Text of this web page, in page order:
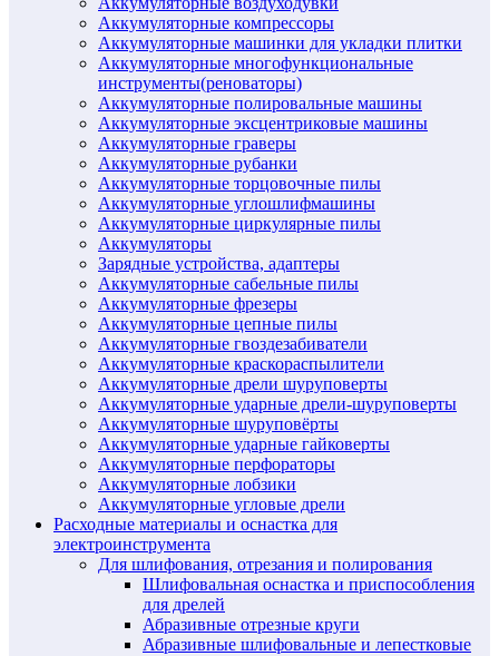
Аккумуляторные компрессоры
Аккумуляторные машинки для укладки плитки
Аккумуляторные многофункциональные
инструменты(реноваторы)
Аккумуляторные полировальные машины
Аккумуляторные эксцентриковые машины
Аккумуляторные граверы
Аккумуляторные рубанки
Аккумуляторные торцовочные пилы
Аккумуляторные углошлифмашины
Аккумуляторные циркулярные пилы
Аккумуляторы
Зарядные устройства, адаптеры
Аккумуляторные сабельные пилы
Аккумуляторные фрезеры
Аккумуляторные цепные пилы
Аккумуляторные гвоздезабиватели
Аккумуляторные краскораспылители
Аккумуляторные дрели шуруповерты
Аккумуляторные ударные дрели-шуруповерты
Аккумуляторные шуруповёрты
Аккумуляторные ударные гайковерты
Аккумуляторные перфораторы
Аккумуляторные лобзики
Аккумуляторные угловые дрели
Расходные материалы и оснастка для
электроинструмента
Для шлифования, отрезания и полирования
Шлифовальная оснастка и приспособления
для дрелей
Абразивные отрезные круги
Абразивные шлифовальные и лепестковые